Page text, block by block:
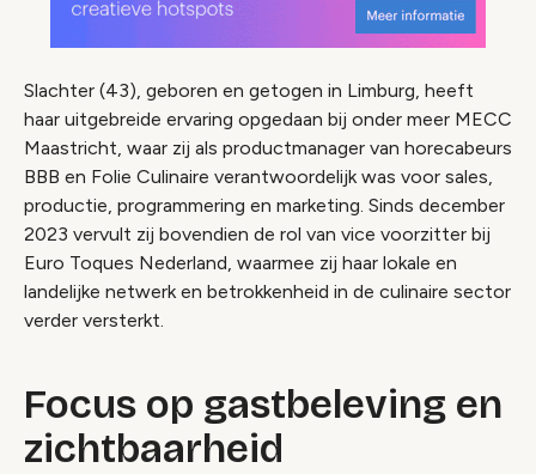
Slachter (43), geboren en getogen in Limburg, heeft
haar uitgebreide ervaring opgedaan bij onder meer MECC
Maastricht, waar zij als productmanager van horecabeurs
BBB en Folie Culinaire verantwoordelijk was voor sales,
productie, programmering en marketing. Sinds december
2023 vervult zij bovendien de rol van vice voorzitter bij
Euro Toques Nederland, waarmee zij haar lokale en
landelijke netwerk en betrokkenheid in de culinaire sector
verder versterkt.
Focus op gastbeleving en
zichtbaarheid